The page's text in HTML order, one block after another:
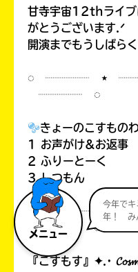
メニュー
今年でキ
年！ み
甘寺宇宙12thライブ
がとうございます.ᐟ
開演までもうしばら
◌ ┈┈┈┈ ⋆
┈┈┈┈ ◌
きょーのこすもの
1 お声がけ&お返事
2 ふりーとーく
3 しつもん
◌ ┈┈┈┈ ⋆
┈┈┈┈ ◌
『こすもす』✦.·